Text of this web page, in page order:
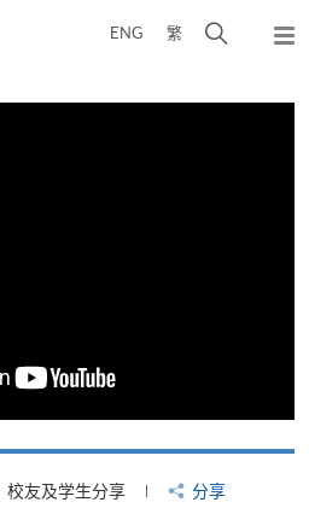
ENG 繁
弹
校友及学生分享 分享